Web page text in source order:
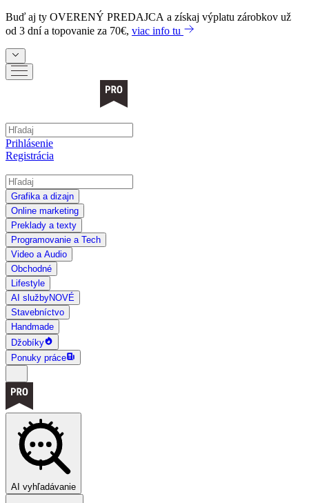
Buď aj ty OVERENÝ PREDAJCA a získaj výplatu zárobkov už
od 3 dní a topovanie za 70€, viac info tu
Prihlásenie
Registrácia
Grafika a dizajn
Online marketing
Preklady a texty
Programovanie a Tech
Video a Audio
Obchodné
Lifestyle
AI službyNOVÉ
Stavebníctvo
Handmade
Džobíky
Ponuky práce
AI vyhľadávanie